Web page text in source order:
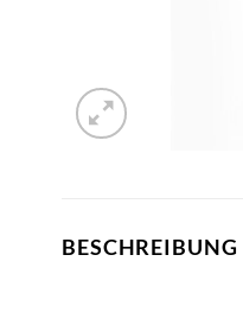
BESCHREIBUNG